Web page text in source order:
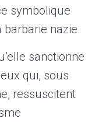
symbolique
nazie.
sanctionne
qui, sous
ressuscitent